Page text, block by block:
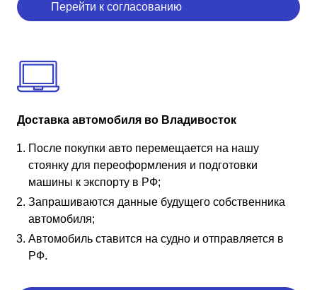
Перейти к согласованию
Доставка автомобиля во Владивосток
После покупки авто перемещается на нашу
стоянку для переоформления и подготовки
машины к экспорту в РФ;
Запрашиваются данные будущего собственника
автомобиля;
Автомобиль ставится на судно и отправляется в
РФ.